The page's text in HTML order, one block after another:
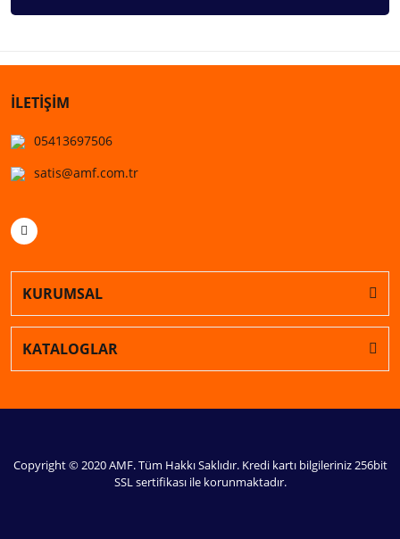
İLETİŞİM
05413697506
satis@amf.com.tr
KURUMSAL
KATALOGLAR
Copyright © 2020 AMF. Tüm Hakkı Saklıdır. Kredi kartı bilgileriniz 256bit
SSL sertifikası ile korunmaktadır.